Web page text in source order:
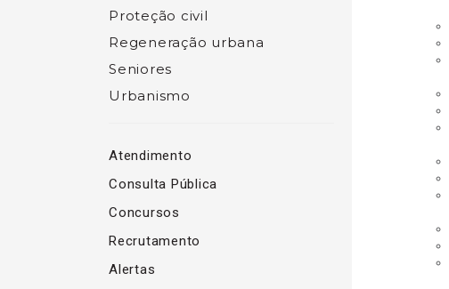
Proteção civil
Regeneração urbana
Seniores
Urbanismo
Atendimento
Consulta Pública
Concursos
Recrutamento
Alertas